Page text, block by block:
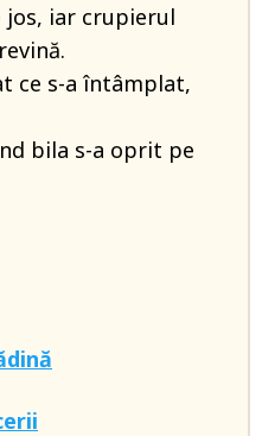
jos, iar crupierul
ce s-a întâmplat,
bila s-a oprit pe